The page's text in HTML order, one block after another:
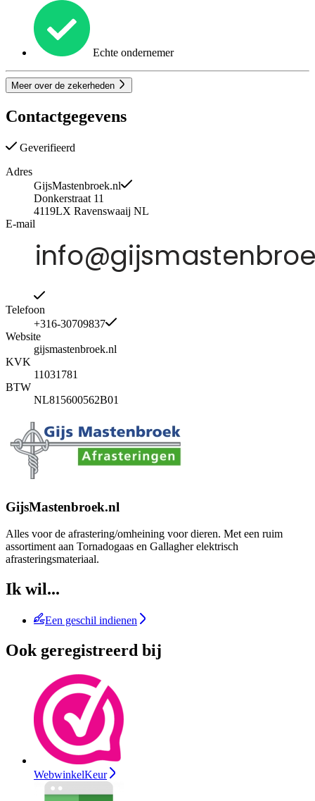
Echte ondernemer
Meer over de zekerheden
Contactgegevens
Geverifieerd
Adres
GijsMastenbroek.nl
Donkerstraat 11
4119LX Ravenswaaij NL
E-mail
Telefoon
+316-30709837
Website
gijsmastenbroek.nl
KVK
11031781
BTW
NL815600562B01
GijsMastenbroek.nl
Alles voor de afrastering/omheining voor dieren. Met een ruim
assortiment aan Tornadogaas en Gallagher elektrisch
afrasteringsmateriaal.
Ik wil...
Een geschil indienen
Ook geregistreerd bij
WebwinkelKeur